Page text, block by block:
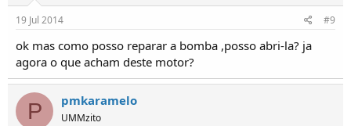
19 Jul 2014 #9
ok mas como posso reparar a bomba ,posso abri-la? ja
agora o que acham deste motor?
P pmkaramelo
UMMzito